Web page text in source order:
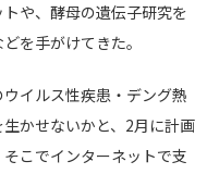
や、酵母の遺伝子研究を
を手がけてきた。
イルス性疾患・デング熱
かせないかと、2月に計画
こでインターネットで支